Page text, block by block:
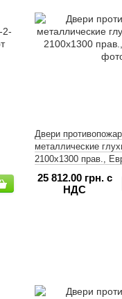
Двери
металлические
2100x1300 прав.,
25 812.00 грн. с
НДС